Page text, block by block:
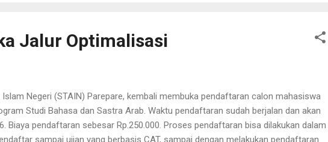
Jalur Optimalisasi
Negeri (STAIN) Parepare, kembali membuka pendaftaran calon mahasiswa
Studi Bahasa dan Sastra Arab. Waktu pendaftaran sudah berjalan dan akan
Biaya pendaftaran sebesar Rp.250.000. Proses pendaftaran bisa dilakukan dalam
sampai ujian yang berbasis CAT, sampai dengan melakukan pendaftaran